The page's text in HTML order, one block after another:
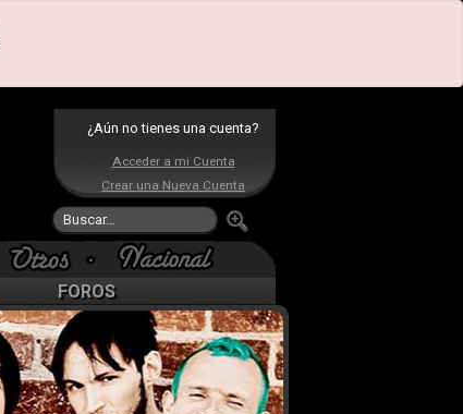
¿Aún no tienes una cuenta?
Acceder a mi Cuenta
Crear una Nueva Cuenta
FOROS